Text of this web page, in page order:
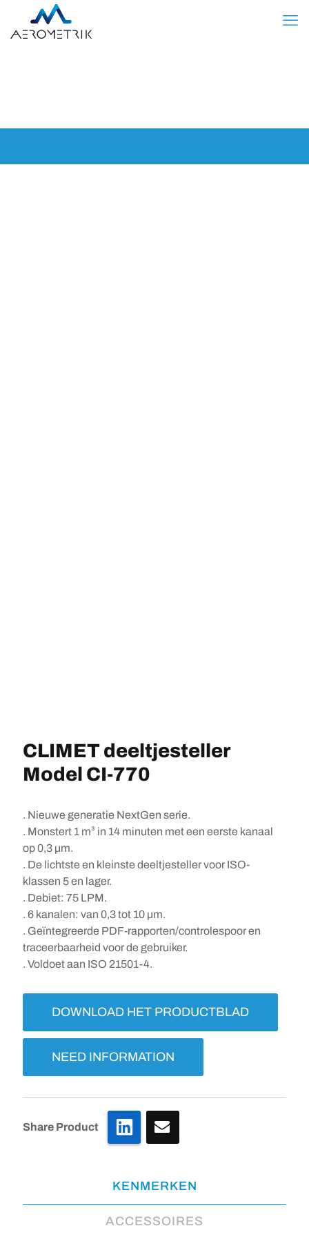
CLIMET deeltjesteller
Model CI-770
. Nieuwe generatie NextGen serie.
. Monstert 1 m³ in 14 minuten met een eerste kanaal
op 0,3 µm.
. De lichtste en kleinste deeltjesteller voor ISO-
klassen 5 en lager.
. Debiet: 75 LPM.
. 6 kanalen: van 0,3 tot 10 µm.
. Geïntegreerde PDF-rapporten/controlespoor en
traceerbaarheid voor de gebruiker.
. Voldoet aan ISO 21501-4.
DOWNLOAD HET PRODUCTBLAD
NEED INFORMATION
Share Product LinkedIn
KENMERKEN
ACCESSOIRES